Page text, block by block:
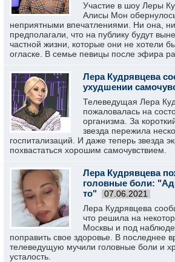
Участие в шоу Леры
Алисы Мон
неприятными впечатлениями. Ни она,
предполагали, что на публику будут
частной жизни, которые они не хотели
огласке. В семье певицы после эфира
Лера Кудрявцева
ухудшении
Телеведущая Лера
пожаловалась на
организма. За
звезда пережила
госпитализаций. И даже теперь звезда
похвастаться хорошим самочувствием.
Лера Кудрявцева
головные боли:
то"
07.06.2021
Лера Кудрявцева
что решила на
Москвы и под
поправить свое здоровье. В последнее
телеведущую мучили головные боли и
усталость.